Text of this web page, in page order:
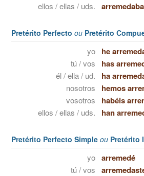
ellos / ellas / uds.
Pretérito Perfecto ou Pretérito
yo he
tú / vos has
él / ella / ud. ha
nosotros hemos
vosotros habéis
ellos / ellas / uds. han
Pretérito Perfecto Simple ou Pretérito
yo arremedé
tú / vos